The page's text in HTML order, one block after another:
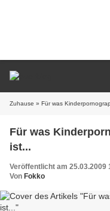
Zuhause » Für was
Für was
ist...
Veröffentlicht am 25.03.2009
Von Fokko